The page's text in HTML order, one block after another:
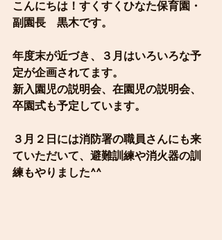
こんにちは！すくすくひなた保育園・
副園長　黒木です。
年度末が近づき、３月はいろいろな予
定が企画されてます。
新入園児の説明会、在園児の説明会、
卒園式も予定しています。
３月２日には消防署の職員さんにも来
ていただいて、避難訓練や消火器の訓
練もやりました^^